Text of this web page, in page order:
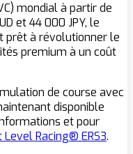
mondial à partir de
et 44 000 JPY, le
prêt à révolutionner le
premium à un coût
de course avec
disponible
et pour
Racing® ERS3.